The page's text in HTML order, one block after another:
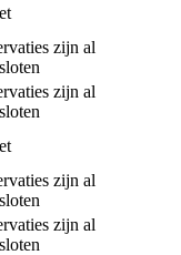
zijn al
zijn al
zijn al
zijn al